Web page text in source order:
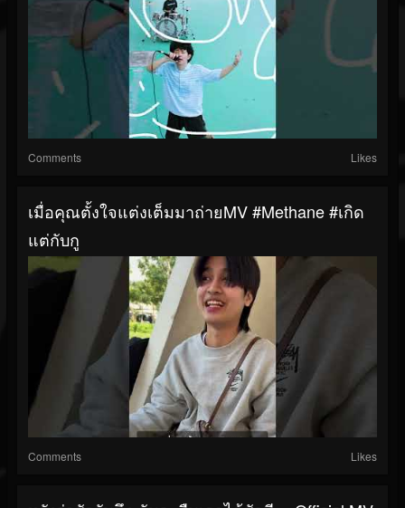
Comments Likes
เมื่อคุณตั้งใจแต่งเต็มมาถ่ายMV #methane #เกิด
แต่กับกู
Comments Likes